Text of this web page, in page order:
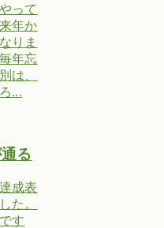
って
年か
りま
年忘
は、
...
る
成表
た。
す